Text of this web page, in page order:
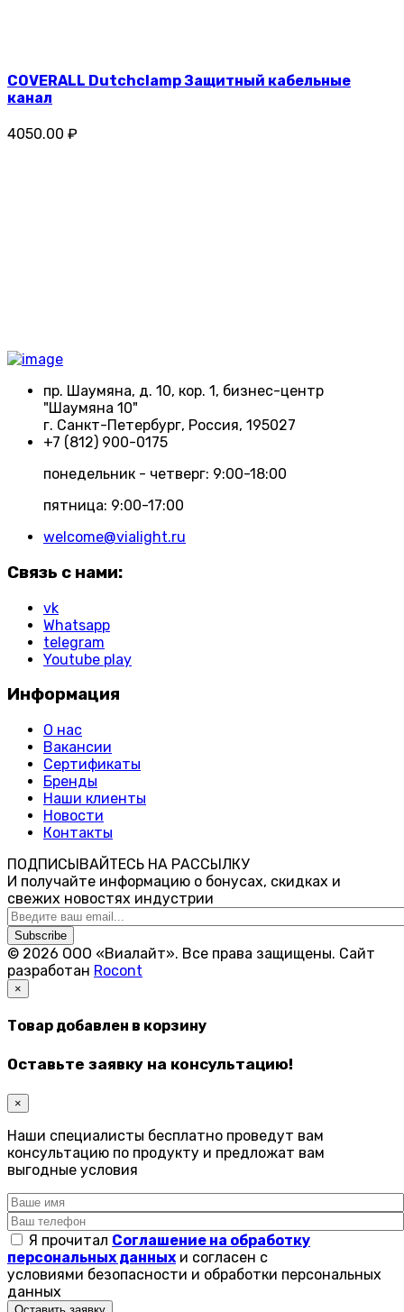
COVERALL Dutchclamp Защитный кабельные
канал
4050.00 ₽
пр. Шаумяна, д. 10, кор. 1, бизнес-центр
"Шаумяна 10"
г. Санкт-Петербург, Россия, 195027
+7 (812) 900-0175
понедельник - четверг: 9:00-18:00
пятница: 9:00-17:00
welcome@vialight.ru
Связь с нами:
vk
Whatsapp
telegram
Youtube play
Информация
О нас
Вакансии
Сертификаты
Бренды
Наши клиенты
Новости
Контакты
ПОДПИСЫВАЙТЕСЬ НА РАССЫЛКУ
И получайте информацию о бонусах, скидках и
свежих новостях индустрии
Subscribe
© 2026 ООО «Виалайт». Все права защищены. Cайт
разработан Rocont
×
Товар добавлен в корзину
Оставьте заявку на консультацию!
×
Наши специалисты бесплатно проведут вам
консультацию по продукту и предложат вам
выгодные условия
Я прочитал Соглашение на обработку
персональных данных и согласен с
условиями безопасности и обработки персональных
данных